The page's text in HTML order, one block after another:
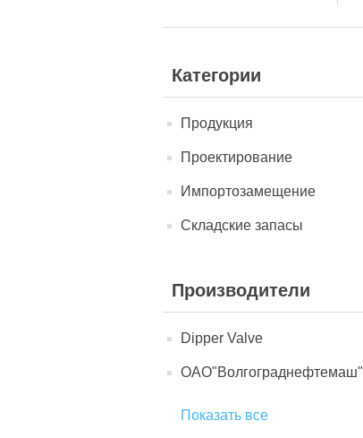
Категории
Продукция
Проектирование
Импортозамещение
Складские запасы
Производители
Dipper Valve
ОАО"Волгограднефтемаш"
Показать все